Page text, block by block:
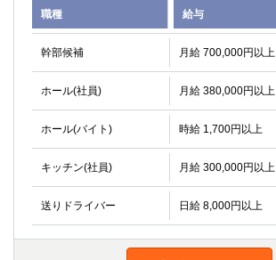
職種 給与
幹部候補 月給 700,000円以上
ホール(社員) 月給 380,000円以上
ホール(バイト) 時給 1,700円以上
キッチン(社員) 月給 300,000円以上
送りドライバー 日給 8,000円以上